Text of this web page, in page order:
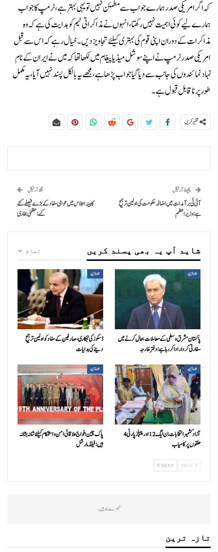
کہ اگر امریکی صدر ہمارے جواب سے مطمئن نہیں تو یہی بہتر ہے، ٹرمپ کا جواب
ہمارے لیے کوئی اہمیت نہیں رکھتا، انہوں نے مذاکراتی ٹیم کو ہدایت کی ہے کہ وہ
مذاکرات کے دوران اپنی قوم کی بہتری کیلئے تجاویز دیں۔خیال رہے کہ اس سے قبل
امریکی صدر ٹرمپ نے اپنے سوشل میڈیا پیغام میں لکھا تھا کہ میں نے ایران کے نام
نہاد نمائندوں کی جانب سے دیا گیا جواب پڑھا ہے، مجھے یہ بالکل پسند نہیں آیا، یہ مکمل
طور پر ناقابل قبول ہے۔
شئیر کریں
پچھلا آرٹیکل
آئی ٹی برآمدات میں اضافہ حکومت کی اولین ترجیح
ہے: وزیراعظم
اگلا آرٹیکل
کابینہ اجلاس میں عوامی مفاد کے بڑے فیصلے کئے
گئے: عظمیٰ بخاری
تمام شاید آپ یہ بھی پسند کریں
تازہ ترین
پاکستان مشرق وسطی کے معاملات بحال کرنے میں
سفارتی کردار ادا کررہا ہے: دفتر خارجہ
تازہ ترین
ڈسکوز کی نجکاری،صارفین کے مفاد کو اولین ترجیح
دینے کی ہدایات
تازہ ترین
آزاد کشمیر انتخابات:ن ليگ 12 اور پیپلزپارٹی 4
حلقوں پر کامیاب
تازہ ترین
پاک چین افواج علاقائی امن و استحکام کیلئے شانہ بشانہ
ہیں: فیلڈ مارشل
NEXT
تبصرے بند ہیں.
تازہ ترین